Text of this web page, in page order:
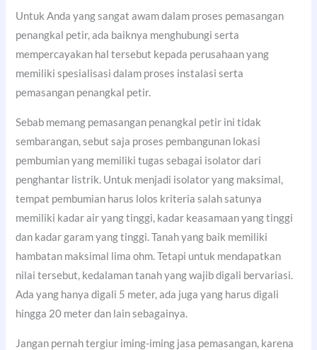
Untuk Anda yang sangat awam dalam proses pemasangan
penangkal petir, ada baiknya menghubungi serta
mempercayakan hal tersebut kepada perusahaan yang
memiliki spesialisasi dalam proses instalasi serta
pemasangan penangkal petir.
Sebab memang pemasangan penangkal petir ini tidak
sembarangan, sebut saja proses pembangunan lokasi
pembumian yang memiliki tugas sebagai isolator dari
penghantar listrik. Untuk menjadi isolator yang maksimal,
tempat pembumian harus lolos kriteria salah satunya
memiliki kadar air yang tinggi, kadar keasamaan yang tinggi
dan kadar garam yang tinggi. Tanah yang baik memiliki
hambatan maksimal lima ohm. Tetapi untuk mendapatkan
nilai tersebut, kedalaman tanah yang wajib digali bervariasi.
Ada yang hanya digali 5 meter, ada juga yang harus digali
hingga 20 meter dan lain sebagainya.
Jangan pernah tergiur iming-iming jasa pemasangan, karena